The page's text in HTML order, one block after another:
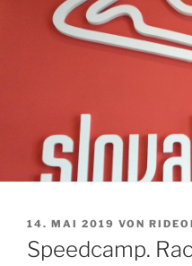
VERÖFFENTLICHT
AM
14. MAI 2019 VON
Speedcamp.